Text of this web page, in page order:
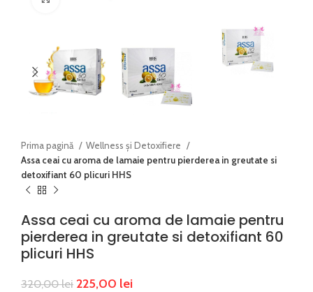
Prima pagină
Wellness și Detoxifiere
Assa ceai cu aroma de lamaie pentru pierderea in greutate si
detoxifiant 60 plicuri HHS
Assa ceai cu aroma de lamaie pentru
pierderea in greutate si detoxifiant 60
plicuri HHS
320,00lei 225,00 lei